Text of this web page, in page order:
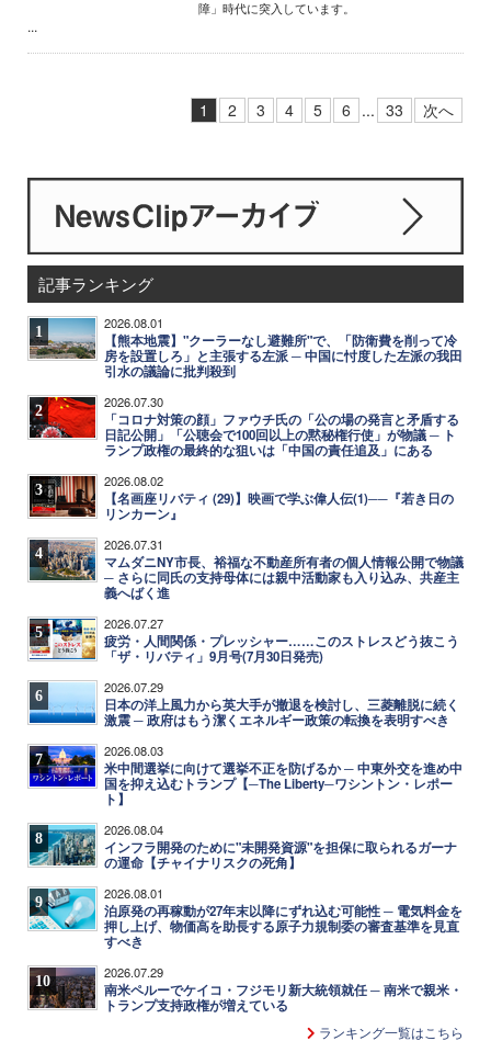
障」時代に突入しています。
...
1 2 3 4 5 6 ... 33 次へ
記事ランキング
1 2026.08.01
【熊本地震】"クーラーなし避難所"で、「防衛費を削って冷
房を設置しろ」と主張する左派 ─ 中国に忖度した左派の我田
引水の議論に批判殺到
2 2026.07.30
「コロナ対策の顔」ファウチ氏の「公の場の発言と矛盾する
日記公開」「公聴会で100回以上の黙秘権行使」が物議 ─ ト
ランプ政権の最終的な狙いは「中国の責任追及」にある
3 2026.08.02
【名画座リバティ (29)】映画で学ぶ偉人伝(1)──『若き日の
リンカーン』
4 2026.07.31
マムダニNY市長、裕福な不動産所有者の個人情報公開で物議
─ さらに同氏の支持母体には親中活動家も入り込み、共産主
義へばく進
5 2026.07.27
疲労・人間関係・プレッシャー……このストレスどう抜こう
「ザ・リバティ」9月号(7月30日発売)
6 2026.07.29
日本の洋上風力から英大手が撤退を検討し、三菱離脱に続く
激震 ─ 政府はもう潔くエネルギー政策の転換を表明すべき
7 2026.08.03
米中間選挙に向けて選挙不正を防げるか ─ 中東外交を進め中
国を抑え込むトランプ【─The Liberty─ワシントン・レポー
ト】
8 2026.08.04
インフラ開発のために"未開発資源"を担保に取られるガーナ
の運命【チャイナリスクの死角】
9 2026.08.01
泊原発の再稼動が27年末以降にずれ込む可能性 ─ 電気料金を
押し上げ、物価高を助長する原子力規制委の審査基準を見直
すべき
10 2026.07.29
南米ペルーでケイコ・フジモリ新大統領就任 ─ 南米で親米・
トランプ支持政権が増えている
ランキング一覧はこちら